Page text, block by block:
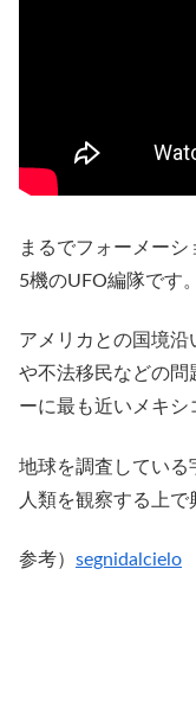
まるでフォーメー
5機のUFO編隊です。
アメリカとの国境
や不法移民などの問
ーに最も近いメキシ
地球を調査している
人類を観察する上で
参考） segnidalcielo